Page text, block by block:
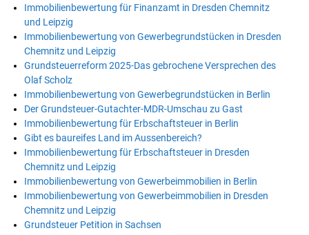
Immobilienbewertung für Finanzamt in Dresden Chemnitz
und Leipzig
Immobilienbewertung von Gewerbegrundstücken in Dresden
Chemnitz und Leipzig
Grundsteuerreform 2025-Das gebrochene Versprechen des
Olaf Scholz
Immobilienbewertung von Gewerbegrundstücken in Berlin
Der Grundsteuer-Gutachter-MDR-Umschau zu Gast
Immobilienbewertung für Erbschaftsteuer in Berlin
Gibt es baureifes Land im Aussenbereich?
Immobilienbewertung für Erbschaftsteuer in Dresden
Chemnitz und Leipzig
Immobilienbewertung von Gewerbeimmobilien in Berlin
Immobilienbewertung von Gewerbeimmobilien in Dresden
Chemnitz und Leipzig
Grundsteuer Petition in Sachsen